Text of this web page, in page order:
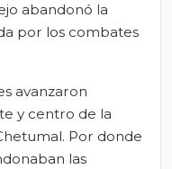
abandonó la
por los combates
avanzaron
y centro de la
Por donde
las